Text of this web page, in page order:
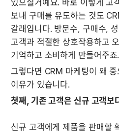
있으실거예요. 바로 이렇게 고
보내 구매를 유도하는 것도
갈래입니다. 방문수, 구매수,
고객과 적절한 상호작용하고
기억하고 소비하게 만들어주죠.
그렇다면 CRM 마케팅이 왜
이유가 있습니다.
첫째, 기존 고객은 신규 고객보
신규 고객에게 제품을 판매할